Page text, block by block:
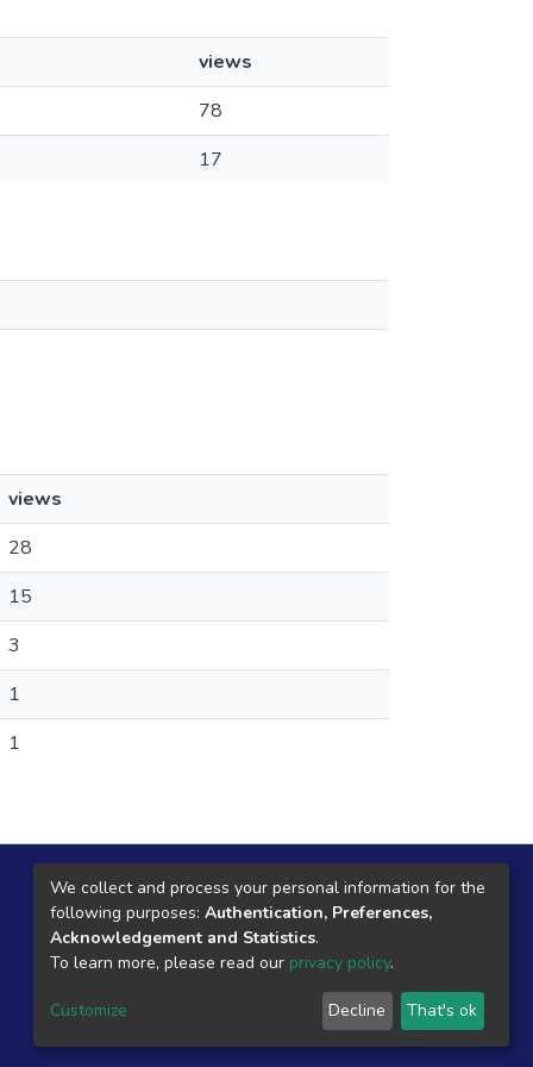
views
78
17
views
28
15
3
1
1
Local Central
Jr. Razuhuillca No 624
Huanta - Ayacucho
We collect and process your personal information for the
following purposes: Authentication, Preferences,
Acknowledgement and Statistics.
To learn more, please read our privacy policy.
Customize Decline That's ok